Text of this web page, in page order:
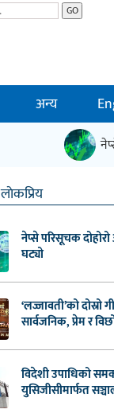
GO
अन्य
नेप्से
लाेकप्रिय
नेप्से परिसूचक
घट्यो
‘लज्जावती’को दोस्रो
सार्वजनिक, प्रेम र
विदेशी उपाधिको
युसिजीसीमार्फत